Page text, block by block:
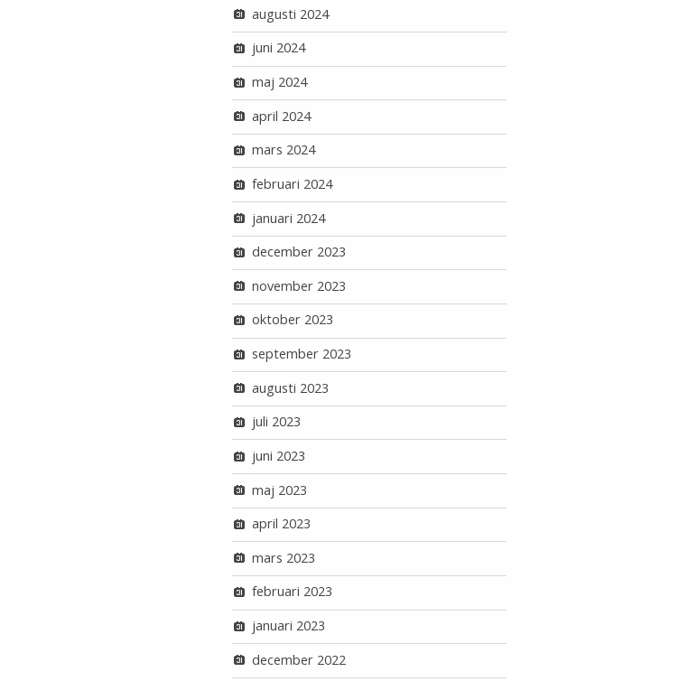
augusti 2024
juni 2024
maj 2024
april 2024
mars 2024
februari 2024
januari 2024
december 2023
november 2023
oktober 2023
september 2023
augusti 2023
juli 2023
juni 2023
maj 2023
april 2023
mars 2023
februari 2023
januari 2023
december 2022